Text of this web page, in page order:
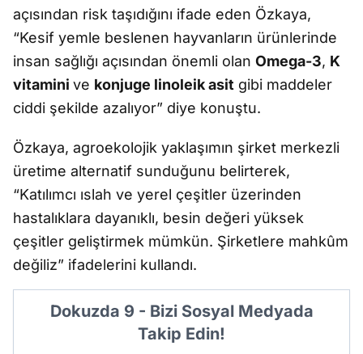
açısından risk taşıdığını ifade eden Özkaya,
“Kesif yemle beslenen hayvanların ürünlerinde
insan sağlığı açısından önemli olan Omega-3, K
vitamini ve konjuge linoleik asit gibi maddeler
ciddi şekilde azalıyor” diye konuştu.
Özkaya, agroekolojik yaklaşımın şirket merkezli
üretime alternatif sunduğunu belirterek,
“Katılımcı ıslah ve yerel çeşitler üzerinden
hastalıklara dayanıklı, besin değeri yüksek
çeşitler geliştirmek mümkün. Şirketlere mahkûm
değiliz” ifadelerini kullandı.
Dokuzda 9 - Bizi Sosyal Medyada
Takip Edin!